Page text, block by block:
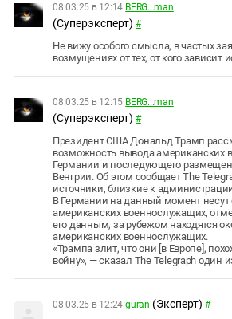
08.03.25 в 12:14 BERG...man
(Суперэксперт) #
Не вижу особого смысла, в частых
возмущениях от тех, от кого зависит
08.03.25 в 12:15 BERG...man
(Суперэксперт) #
Президент США Дональд Трамп
возможность вывода американских
Германии и последующего
Венгрии. Об этом сообщает The
источники, близкие к
В Германии на данный момент несут
американских военнослужащих,
его данным, за рубежом находятся
американских военнослужащих.
«Трампа злит, что они [в Европе],
войну», — сказал The Telegraph один
08.03.25 в 12:24 guran (Эксперт) #